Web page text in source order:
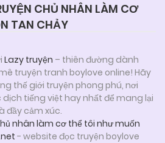
CHỦ NHÂN LÀM CƠ
TAN CHẢY
Lazy truyện – thiên đường dành
truyện tranh boylove online! Hãy
thế giới truyện phong phú, nơi
tiếng việt hay nhất để mang lại
đầy cảm xúc.
nhân làm cơ thể tôi như muốn
- website đọc truyện boylove